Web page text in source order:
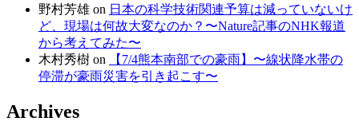
野村芳雄 on 日本の科学技術関連予算は減っていないけ
ど、現場は何故大変なのか？〜Nature記事のNHK報道
から考えてみた〜
木村秀樹 on
【7/4熊本南部での豪雨】〜線状降水帯の
停滞が豪雨災害を引き起こす〜
Archives